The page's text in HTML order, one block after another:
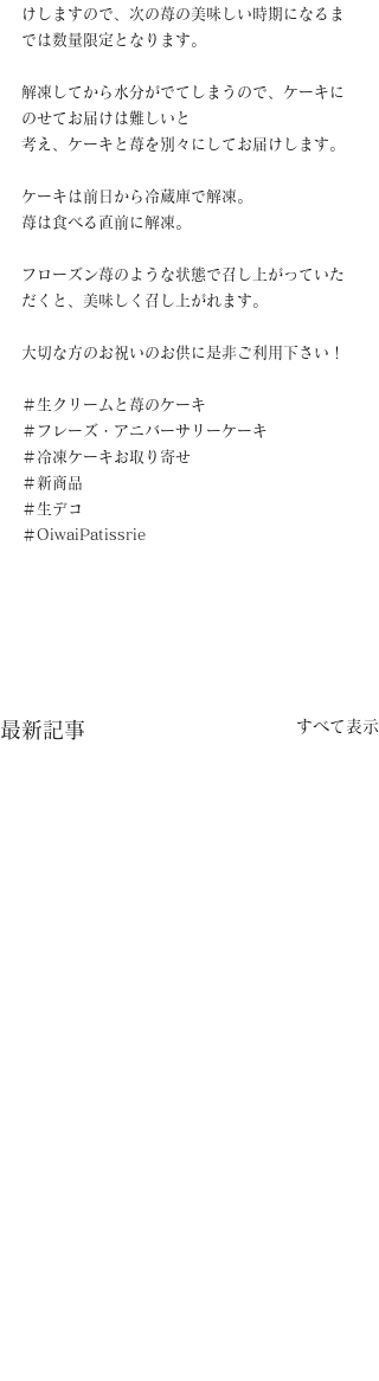
けしますので、次の苺の美味しい時期になるま
では数量限定となります。
解凍してから水分がでてしまうので、ケーキに
のせてお届けは難しいと
考え、ケーキと苺を別々にしてお届けします。
ケーキは前日から冷蔵庫で解凍。
苺は食べる直前に解凍。
フローズン苺のような状態で召し上がっていた
だくと、美味しく召し上がれます。
大切な方のお祝いのお供に是非ご利用下さい！
＃生クリームと苺のケーキ
＃フレーズ・アニバーサリーケーキ
＃冷凍ケーキお取り寄せ
＃新商品
＃生デコ
＃OiwaiPatissrie
最新記事 すべて表示